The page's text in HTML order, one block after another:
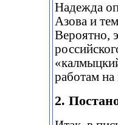
Надежда
Азова и
Вероятно,
работам
2.